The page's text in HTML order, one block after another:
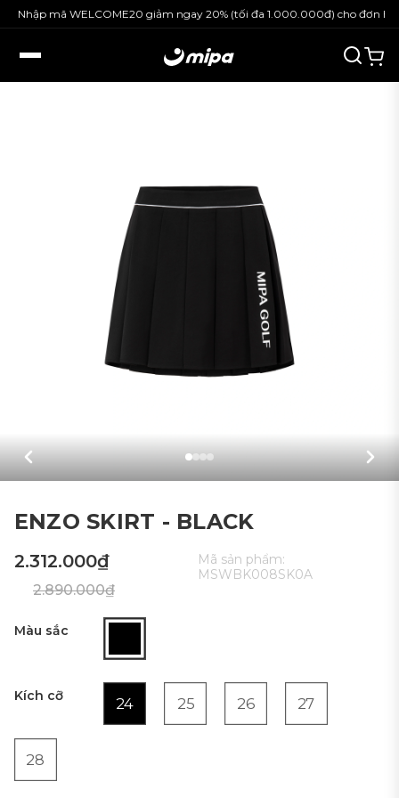
Nhập mã WELCOME20 giảm ngay 20% (tối đa 1.000.000đ) cho đơn
ENZO SKIRT - BLACK
2.312.000₫
2.890.000₫
Mã sản phẩm:
MSWBK008SK0A
Màu sắc
Kích cỡ 24 25 26 27
28